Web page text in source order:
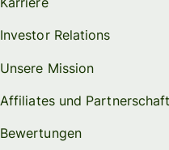
Investor Relations
Unsere Mission
Affiliates und
Bewertungen